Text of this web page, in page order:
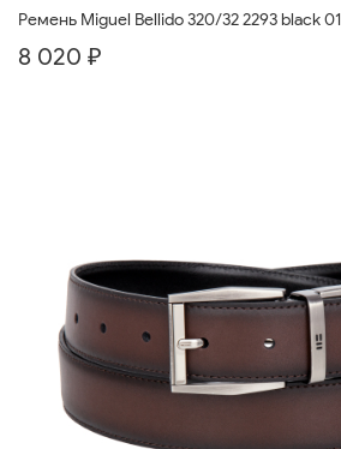
Ремень Miguel Bellido 320/32 2293 black 01
8 020 ₽